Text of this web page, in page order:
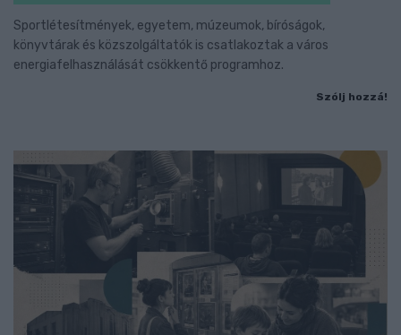
Sportlétesítmények, egyetem, múzeumok, bíróságok,
könyvtárak és közszolgáltatók is csatlakoztak a város
energiafelhasználását csökkentő programhoz.
Szólj hozzá!